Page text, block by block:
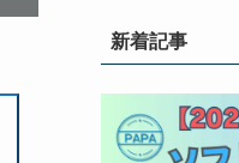
新着記事